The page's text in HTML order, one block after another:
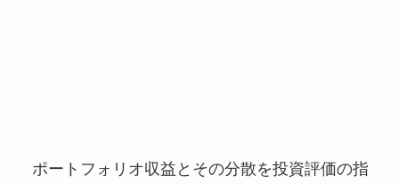
ポートフォリオ収益とその分散を投資評価の指